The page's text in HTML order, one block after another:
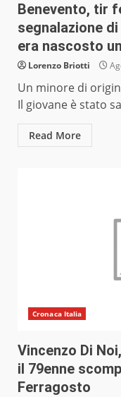
Benevento, tir
segnalazione
era nascosto
Lorenzo Briotti
Un minore di
Il giovane è stato
Read More
Cronaca Italia
Vincenzo Di
il 79enne
Ferragosto